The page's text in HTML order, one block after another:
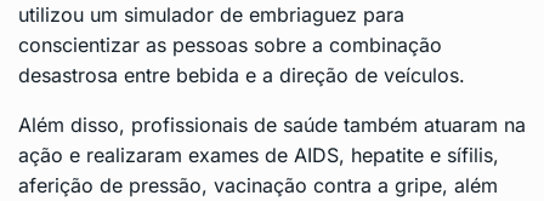
utilizou um simulador de embriaguez para
conscientizar as pessoas sobre a combinação
desastrosa entre bebida e a direção de veículos.
Além disso, profissionais de saúde também atuaram na
ação e realizaram exames de AIDS, hepatite e sífilis,
aferição de pressão, vacinação contra a gripe, além